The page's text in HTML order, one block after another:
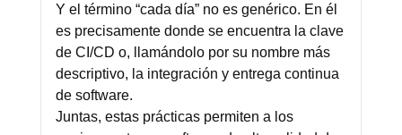
Y el término “cada día” no es genérico. En él
es precisamente donde se encuentra la clave
de CI/CD o, llamándolo por su nombre más
descriptivo, la integración y entrega continua
de software.
Juntas, estas prácticas permiten a los